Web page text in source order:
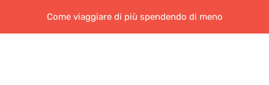
Come viaggiare di più spendendo di meno